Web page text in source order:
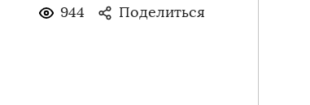
944 Поделиться